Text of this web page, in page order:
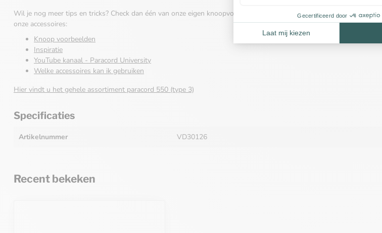
Wil je nog meer tips en tricks? Check dan één van onze eigen knoopvoorbeelden, Kleurconfigurator, YouTube kanaal en
onze accessoires:
Knoop voorbeelden
Inspiratie
YouTube kanaal - Paracord University
Welke accessoires kan ik gebruiken
Hier vindt u het gehele assortiment paracord 550 (type 3)
Specificaties
Artikelnummer VD30126
Recent bekeken